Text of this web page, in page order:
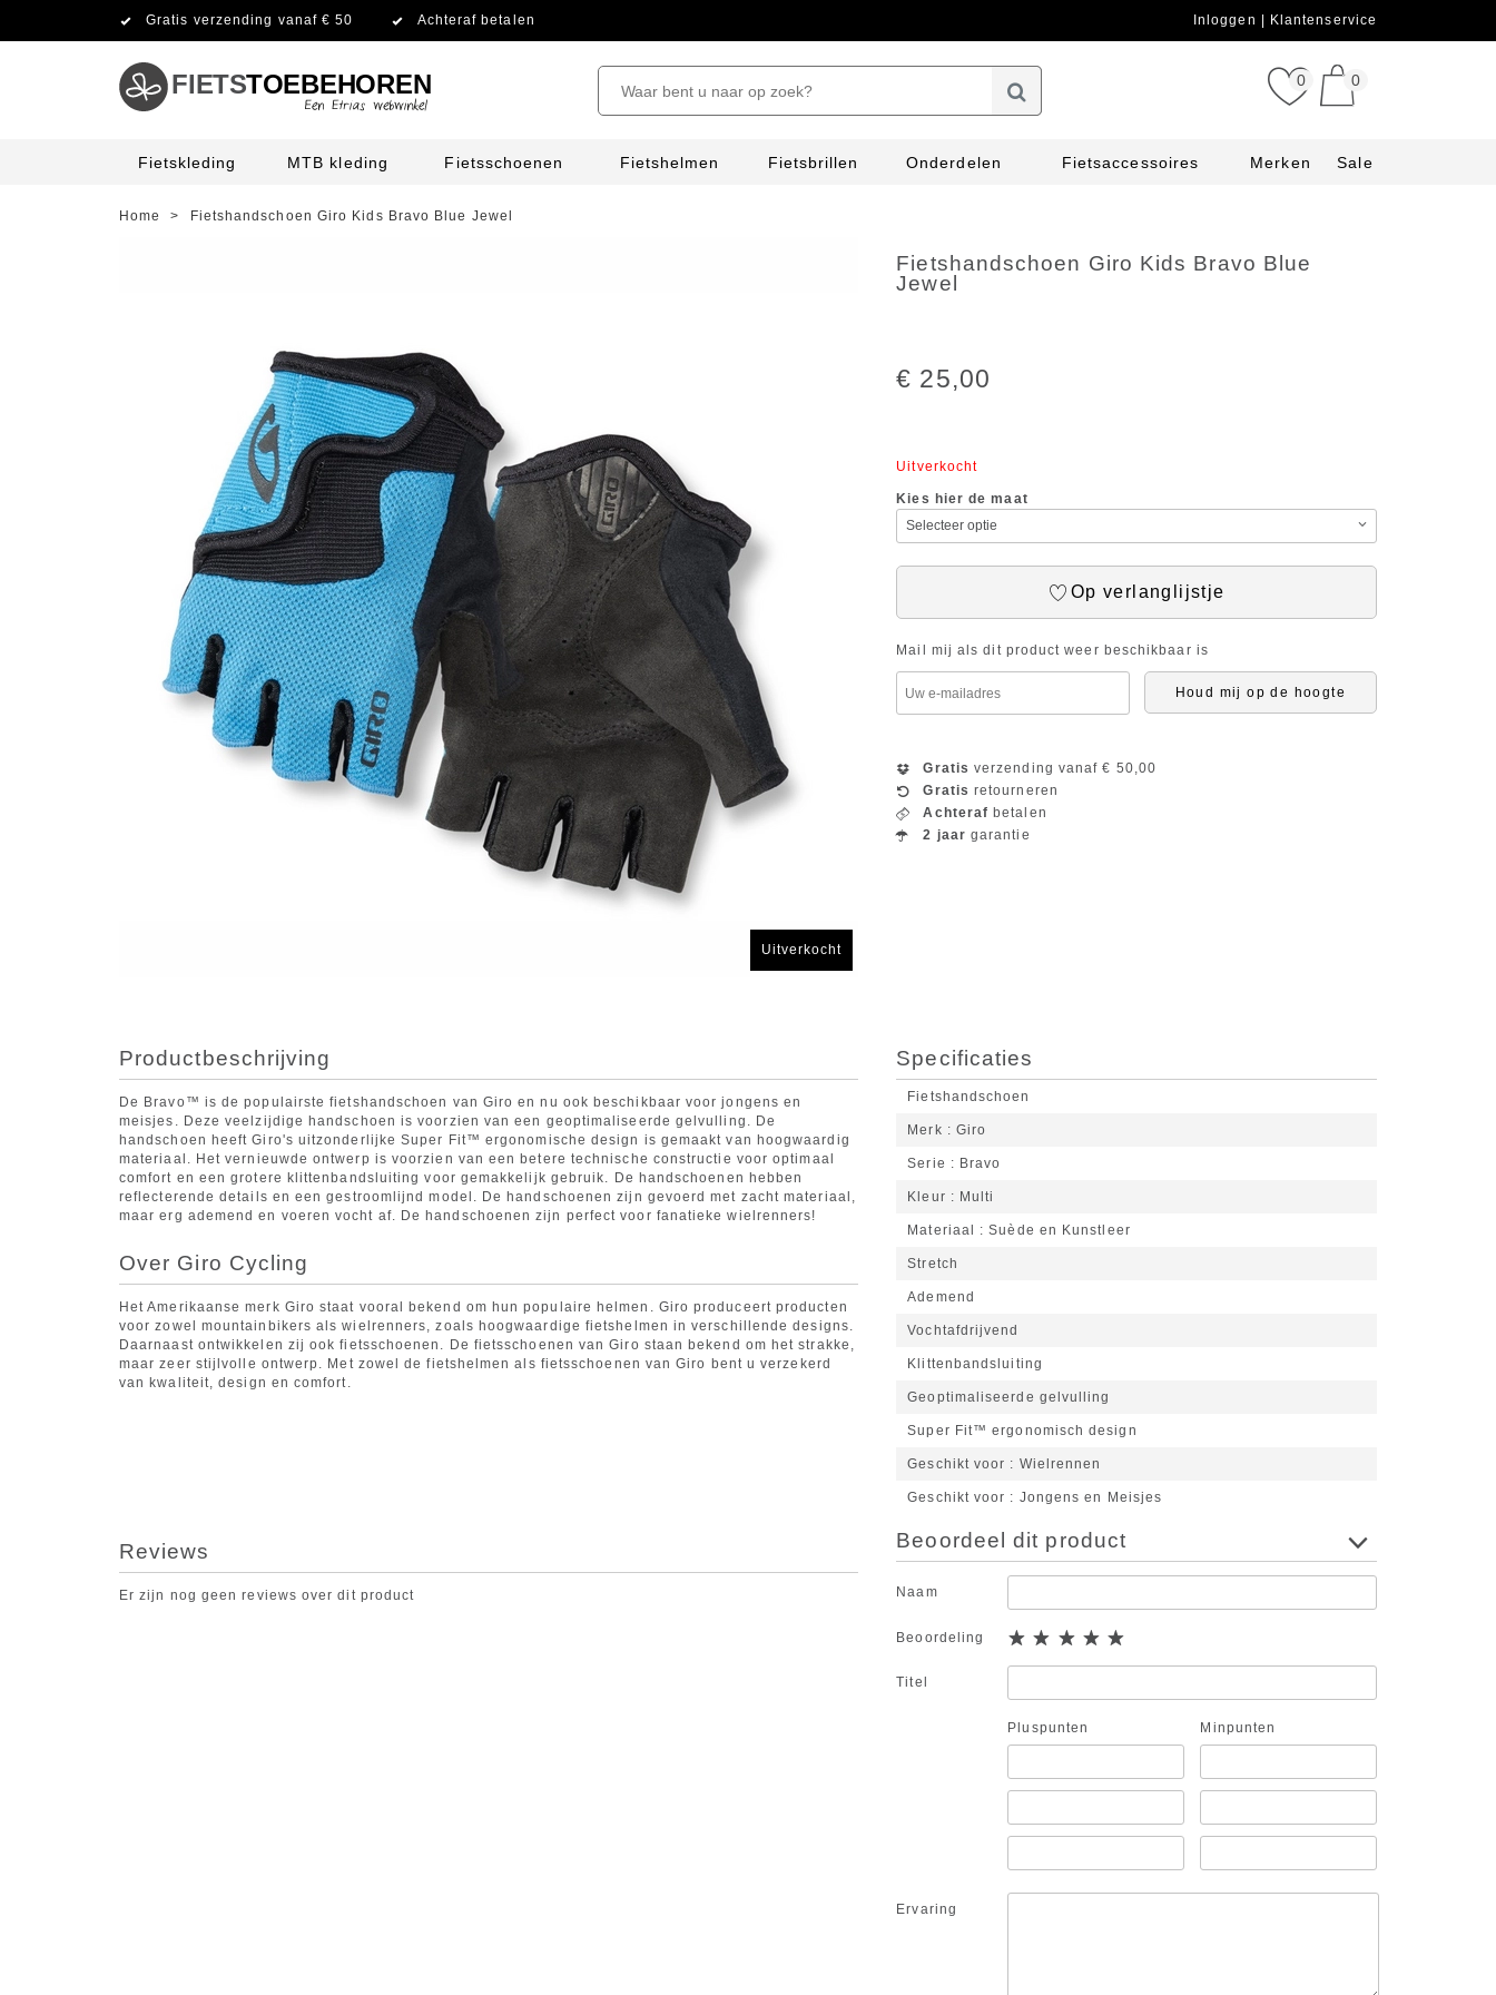
Gratis verzending vanaf € 50 Achteraf betalen Inloggen Klantenservice
FIETSTOEBEHOREN 0 0
Fietskleding MTB kleding Fietsschoenen Fietshelmen Fietsbrillen Onderdelen Fietsaccessoires Merken Sale
Home > Fietshandschoen Giro Kids Bravo Blue Jewel
Uitverkocht
Fietshandschoen Giro Kids Bravo Blue
Jewel
€ 25,00
Uitverkocht
Kies hier de maat
Op verlanglijstje
Mail mij als dit product weer beschikbaar is
Houd mij op de hoogte
Gratis verzending vanaf € 50,00
Gratis retourneren
Achteraf betalen
2 jaar garantie
Productbeschrijving
De Bravo™ is de populairste fietshandschoen van Giro en nu ook beschikbaar voor jongens en
meisjes. Deze veelzijdige handschoen is voorzien van een geoptimaliseerde gelvulling. De
handschoen heeft Giro's uitzonderlijke Super Fit™ ergonomische design is gemaakt van hoogwaardig
materiaal. Het vernieuwde ontwerp is voorzien van een betere technische constructie voor optimaal
comfort en een grotere klittenbandsluiting voor gemakkelijk gebruik. De handschoenen hebben
reflecterende details en een gestroomlijnd model. De handschoenen zijn gevoerd met zacht materiaal,
maar erg ademend en voeren vocht af. De handschoenen zijn perfect voor fanatieke wielrenners!
Over Giro Cycling
Het Amerikaanse merk Giro staat vooral bekend om hun populaire helmen. Giro produceert producten
voor zowel mountainbikers als wielrenners, zoals hoogwaardige fietshelmen in verschillende designs.
Daarnaast ontwikkelen zij ook fietsschoenen. De fietsschoenen van Giro staan bekend om het strakke,
maar zeer stijlvolle ontwerp. Met zowel de fietshelmen als fietsschoenen van Giro bent u verzekerd
van kwaliteit, design en comfort.
Specificaties
Fietshandschoen
Merk Giro
Serie Bravo
Kleur Multi
Materiaal Suède en Kunstleer
Stretch
Ademend
Vochtafdrijvend
Klittenbandsluiting
Geoptimaliseerde gelvulling
Super Fit™ ergonomisch design
Geschikt voor Wielrennen
Geschikt voor Jongens en Meisjes
Reviews
Er zijn nog geen reviews over dit product
Beoordeel dit product
Naam
Beoordeling
Titel
Pluspunten Minpunten
Ervaring